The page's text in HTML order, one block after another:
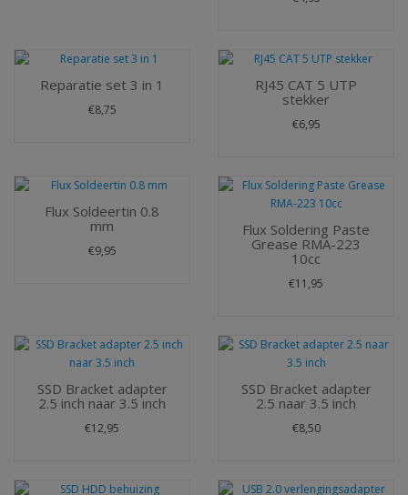
Reparatie set 3 in 1
€8,75
RJ45 CAT 5 UTP
stekker
€6,95
Flux Soldeertin 0.8
mm
€9,95
Flux Soldering Paste
Grease RMA-223
10cc
€11,95
SSD Bracket adapter
2.5 inch naar 3.5 inch
€12,95
SSD Bracket adapter
2.5 naar 3.5 inch
€8,50